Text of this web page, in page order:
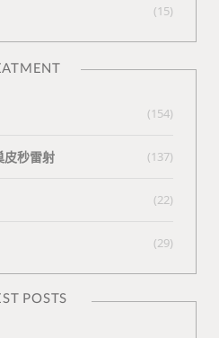
(15)
(154)
皮秒雷射 (137)
(22)
(29)
POSTS